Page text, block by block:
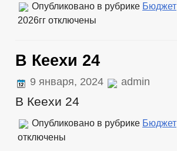
Опубликовано в рубрике Бюджет
2026гг отключены
В Кеехи 24
9 января, 2024 admin
В Кеехи 24
Опубликовано в рубрике Бюджет
отключены